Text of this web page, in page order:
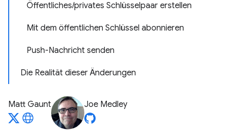
Öffentliches/privates Schlüsselpaar erstellen
Mit dem öffentlichen Schlüssel abonnieren
Push-Nachricht senden
Die Realität dieser Änderungen
Matt Gaunt Joe Medley